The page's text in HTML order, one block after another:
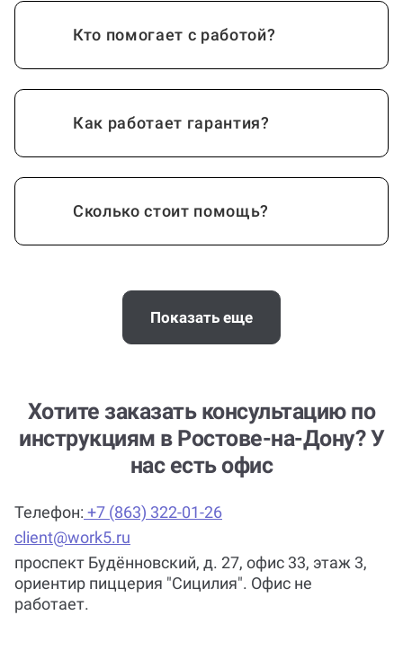
Кто помогает с работой?
Как работает гарантия?
Сколько стоит помощь?
А комиссию платить нужно?
теме и предмету?
(мануалы) нужна срочно
(консультация по инструкциям
(мануалам))?
Показать еще
Хотите заказать консультацию по
инструкциям в Ростове-на-Дону? У
нас есть офис
Телефон: +7 (863) 322-01-26
client@work5.ru
проспект Будённовский, д. 27, офис 33, этаж 3,
ориентир пиццерия "Сицилия". Офис не
работает.